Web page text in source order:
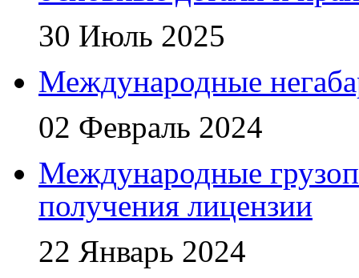
30 Июль 2025
Международные
02 Февраль 2024
Международные
получения лицензии
22 Январь 2024